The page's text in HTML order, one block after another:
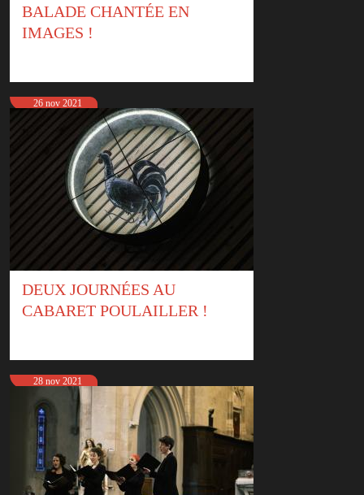
BALADE CHANTÉE EN
IMAGES !
26 nov 2021
DEUX JOURNÉES AU
CABARET POULAILLER !
28 nov 2021